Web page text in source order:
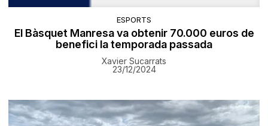
ESPORTS
El Bàsquet Manresa va obtenir 70.000 euros de
benefici la temporada passada
Xavier Sucarrats
23/12/2024